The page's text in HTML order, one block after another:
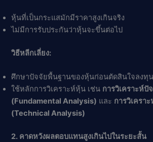
หุ้นที่เป็นกระแสมักมีราคาสูงเกินจริง
ไม่มีการรับประกันว่าหุ้นจะขึ้นต่อไป
วิธีหลีกเลี่ยง:
ศึกษาปัจจัยพื้นฐานของหุ้นก่อนตัดสินใจลงทุน
ใช้หลักการวิเคราะห์หุ้น เช่น การวิเคราะห์ปั
(Fundamental Analysis) และ การวิเครา
(Technical Analysis)
2. คาดหวังผลตอบแทนสูงเกินไปในระยะสั้น